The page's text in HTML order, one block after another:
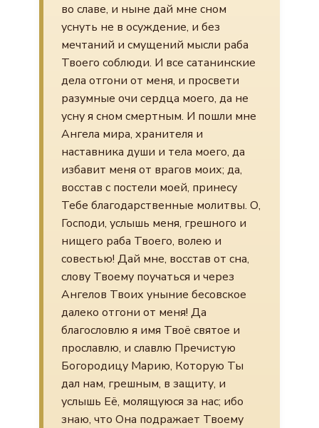
во славе, и ныне дай мне сном
уснуть не в осуждение, и без
мечтаний и смущений мысли раба
Твоего соблюди. И все сатанинские
дела отгони от меня, и просвети
разумные очи сердца моего, да не
усну я сном смертным. И пошли мне
Ангела мира, хранителя и
наставника души и тела моего, да
избавит меня от врагов моих; да,
восстав с постели моей, принесу
Тебе благодарственные молитвы. О,
Господи, услышь меня, грешного и
нищего раба Твоего, волею и
совестью! Дай мне, восстав от сна,
слову Твоему поучаться и через
Ангелов Твоих уныние бесовское
далеко отгони от меня! Да
благословлю я имя Твоё святое и
прославлю, и славлю Пречистую
Богородицу Марию, Которую Ты
дал нам, грешным, в защиту, и
услышь Её, молящуюся за нас; ибо
знаю, что Она подражает Твоему